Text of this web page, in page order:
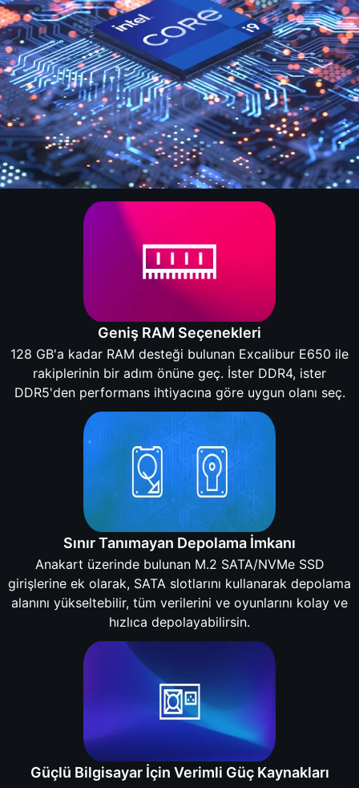
Geniş RAM Seçenekleri
128 GB'a kadar RAM desteği bulunan Excalibur E650 ile
rakiplerinin bir adım önüne geç. İster DDR4, ister
DDR5'den performans ihtiyacına göre uygun olanı seç.
Sınır Tanımayan Depolama İmkanı
Anakart üzerinde bulunan M.2 SATA/NVMe SSD
girişlerine ek olarak, SATA slotlarını kullanarak depolama
alanını yükseltebilir, tüm verilerini ve oyunlarını kolay ve
hızlıca depolayabilirsin.
Güçlü Bilgisayar İçin Verimli Güç Kaynakları